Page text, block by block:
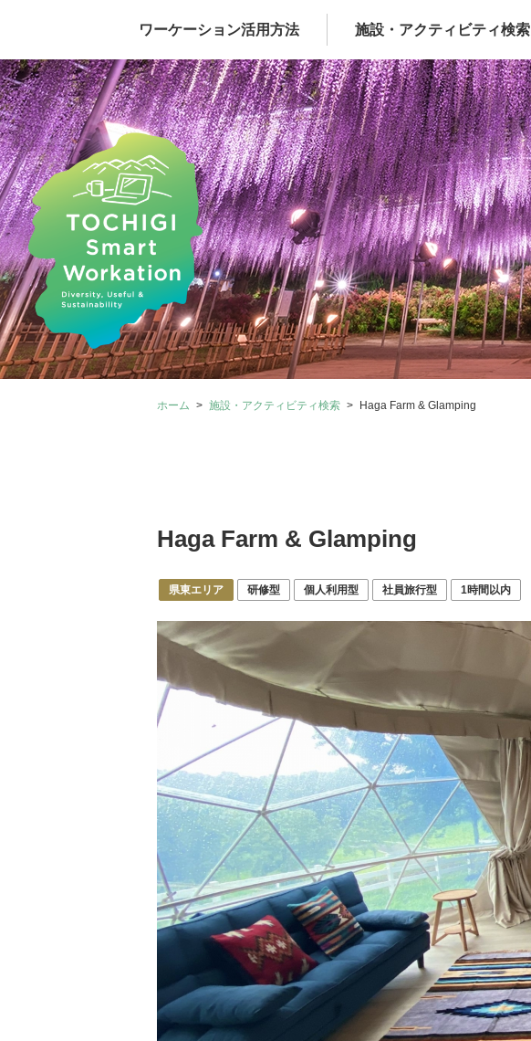
ワーケーション活用方法 施設・アクティビティ検索
ホーム 施設・アクティビティ検索 Haga Farm & Glamping
Haga Farm & Glamping
県東エリア 研修型 個人利用型 社員旅行型 1時間以内